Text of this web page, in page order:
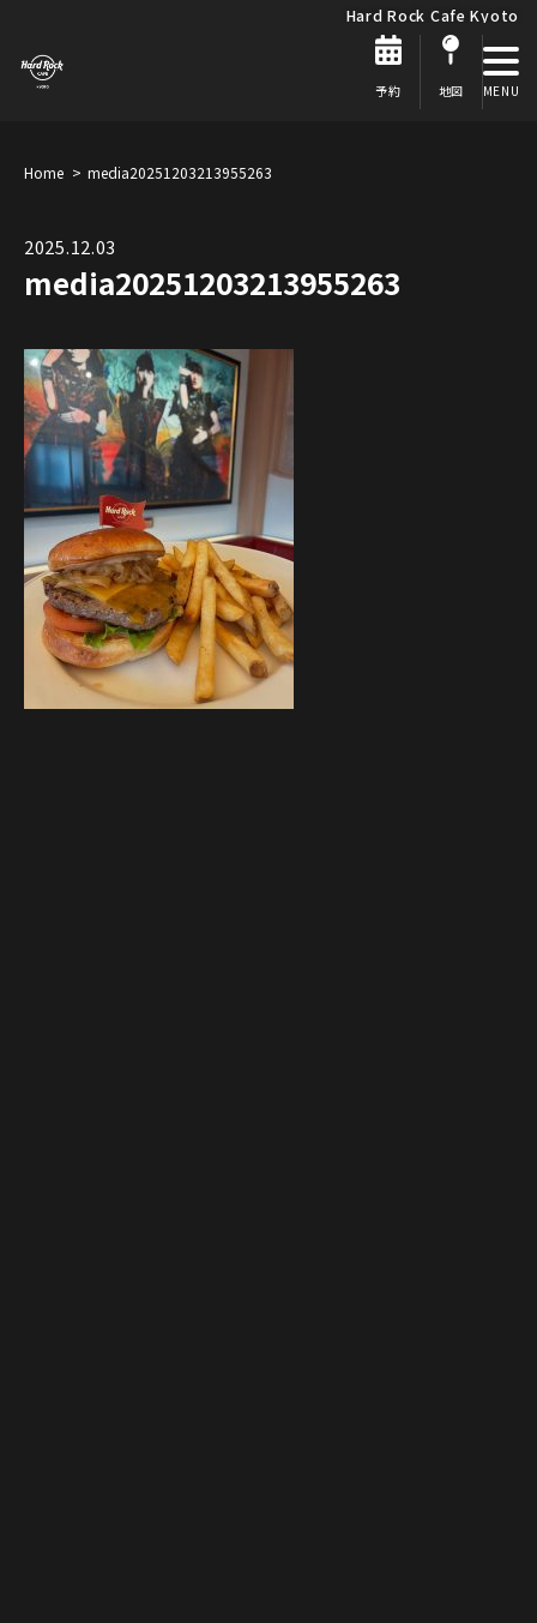
Hard Rock Cafe Kyoto
予約 地図
Home media20251203213955263
2025.12.03
media20251203213955263